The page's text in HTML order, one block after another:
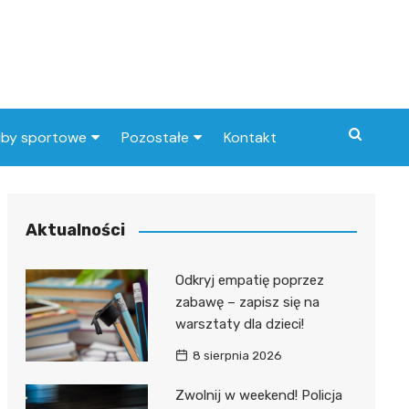
sportowe
piłkarski
Pozostałe Kontakt
Aktualności
Odkryj empatię poprzez
zabawę – zapisz się na
warsztaty dla dzieci!
8 sierpnia 2026
Zwolnij w weekend! Policja